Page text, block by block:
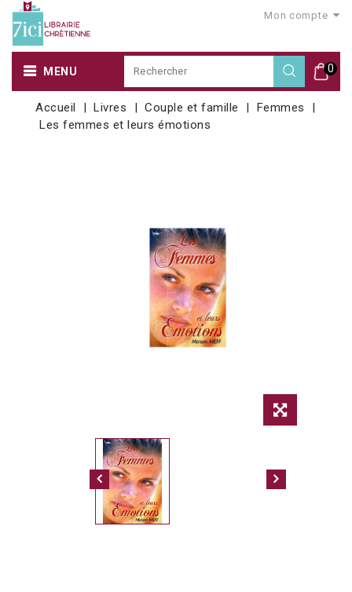
Mon compte
0
MENU
Accueil Livres Couple et famille
Femmes
Les femmes et leurs émotions